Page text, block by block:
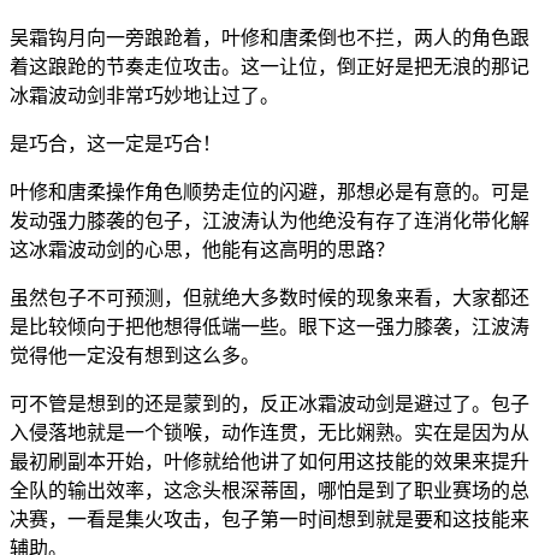
吴霜钩月向一旁踉跄着，叶修和唐柔倒也不拦，两人的角色跟
着这踉跄的节奏走位攻击。这一让位，倒正好是把无浪的那记
冰霜波动剑非常巧妙地让过了。
是巧合，这一定是巧合！
叶修和唐柔操作角色顺势走位的闪避，那想必是有意的。可是
发动强力膝袭的包子，江波涛认为他绝没有存了连消化带化解
这冰霜波动剑的心思，他能有这高明的思路？
虽然包子不可预测，但就绝大多数时候的现象来看，大家都还
是比较倾向于把他想得低端一些。眼下这一强力膝袭，江波涛
觉得他一定没有想到这么多。
可不管是想到的还是蒙到的，反正冰霜波动剑是避过了。包子
入侵落地就是一个锁喉，动作连贯，无比娴熟。实在是因为从
最初刷副本开始，叶修就给他讲了如何用这技能的效果来提升
全队的输出效率，这念头根深蒂固，哪怕是到了职业赛场的总
决赛，一看是集火攻击，包子第一时间想到就是要和这技能来
辅助。